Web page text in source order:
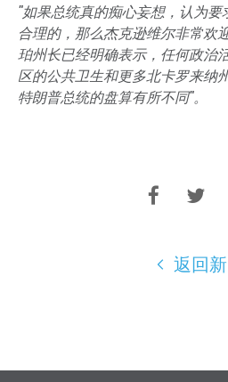
"如果总统真的痴心妄想，认为
合理的，那么杰克逊维尔非常欢
珀州长已经明确表示，任何政治
区的公共卫生和更多北卡罗来纳
特朗普总统的盘算有所不同"。
返回